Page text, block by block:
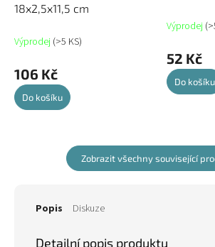
18x2,5x11,5 cm
Výprodej (>5 KS)
106 Kč
Do košíku
Výprodej
52 Kč
Do košíku
Zobrazit všechny související
Popis Diskuze
Detailní popis produktu